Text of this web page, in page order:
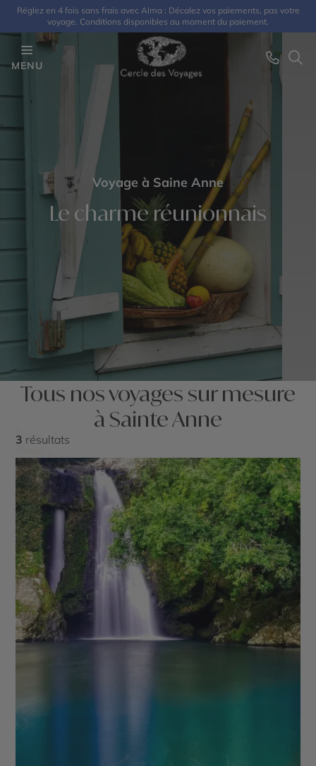
Réglez en 4 fois sans frais avec Alma : Décalez vos paiements, pas votre
voyage. Conditions disponibles au moment du paiement.
MENU
Voyage à Saine Anne
Le charme réunionnais
Tous nos voyages sur mesure
à Sainte Anne
3 résultats